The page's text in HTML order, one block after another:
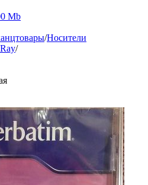
Mb
/Носители
/